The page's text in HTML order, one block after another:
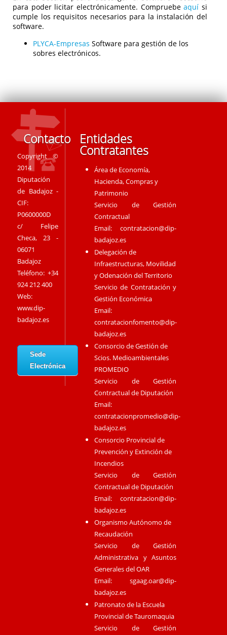
para poder licitar electrónicamente. Compruebeaquí si
cumple los requisitos necesarios para la instalación del
software.
PLYCA-Empresas Software para gestión de los
sobres electrónicos.
Contacto
Copyright ©
2014
Diputación
de Badajoz -
CIF:
P0600000D
c/ Felipe
Checa, 23 -
06071
Badajoz
Teléfono: +34
924 212 400
Web:
www.dip-
badajoz.es
Sede
Electrónica
Entidades
Contratantes
Área de Economía,
Hacienda, Compras y
Patrimonio
Servicio de Gestión
Contractual
Email:contratacion@dip-
badajoz.es
Delegación de
Infraestructuras, Movilidad
y Odenación del Territorio
Servicio de Contratación y
Gestión Económica
Email:
contratacionfomento@dip-
badajoz.es
Consorcio de Gestión de
Scios. Medioambientales
PROMEDIO
Servicio de Gestión
Contractual de Diputación
Email:
contratacionpromedio@dip-
badajoz.es
Consorcio Provincial de
Prevención y Extinción de
Incendios
Servicio de Gestión
Contractual de Diputación
Email:contratacion@dip-
badajoz.es
Organismo Autónomo de
Recaudación
Servicio de Gestión
Administrativa y Asuntos
Generales del OAR
Email:sgaag.oar@dip-
badajoz.es
Patronato de la Escuela
Provincial de Tauromaquia
Servicio de Gestión